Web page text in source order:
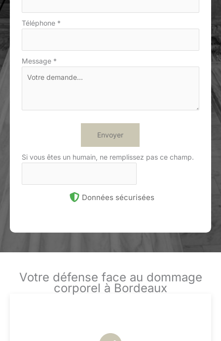
Téléphone *
Message *
Envoyer
Si vous êtes un humain, ne remplissez pas ce champ.
Données sécurisées
Votre défense face au dommage
corporel à Bordeaux